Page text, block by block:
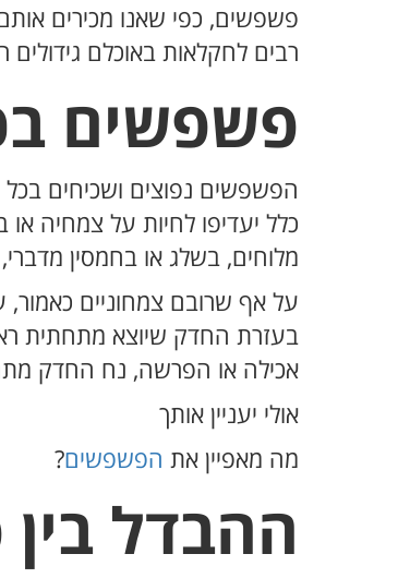
פשפשים, כפי שאנו מכירים
רבים לחקלאות באוכלם
פשפשים
הפשפשים נפוצים ושכיחים
כלל יעדיפו לחיות על צמחיה
מלוחים, בשלג או בחמסין מדברי,
על אף שרובם צמחוניים כאמור,
בעזרת החדק שיוצא מתחתית
אכילה או הפרשה, נח החדק
אולי יעניין אותך
מה מאפיין את הפשפשים?
ההבדל